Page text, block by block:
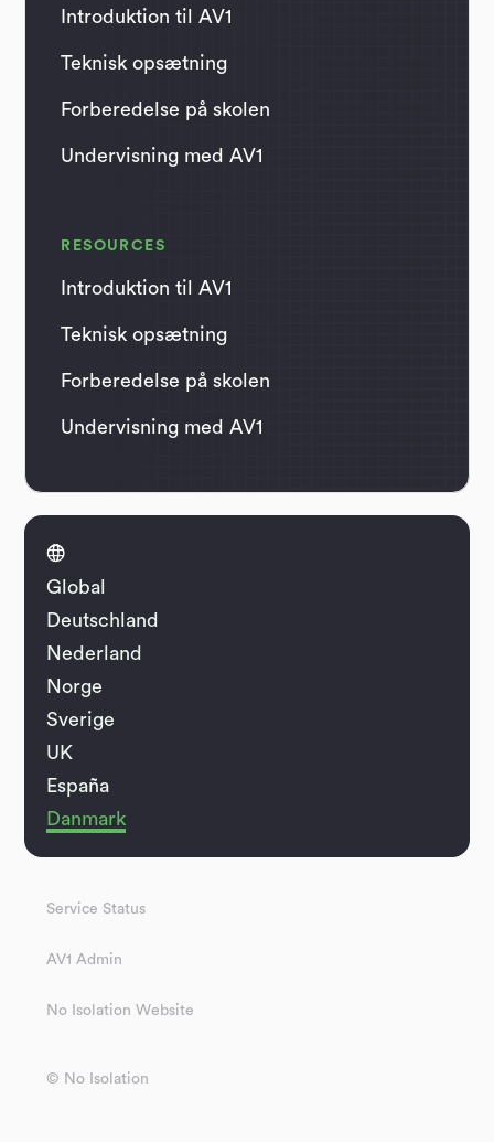
Introduktion til AV1
Teknisk opsætning
Forberedelse på skolen
Undervisning med AV1
RESOURCES
Introduktion til AV1
Teknisk opsætning
Forberedelse på skolen
Undervisning med AV1

Global
Deutschland
Nederland
Norge
Sverige
UK
España
Danmark
© No Isolation
Service Status
AV1 Admin
No Isolation Website